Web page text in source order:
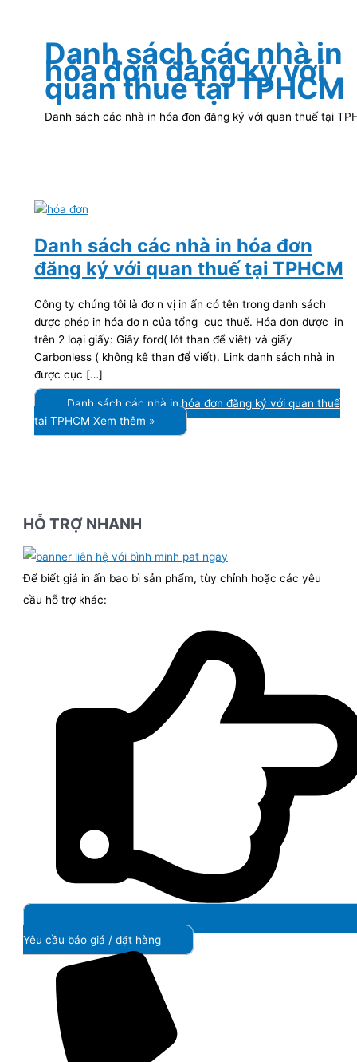
Danh sách các nhà in
hóa đơn đăng ký với
quan thuế tại TPHCM
Danh sách các nhà in hóa đơn đăng ký với quan thuế tại
Danh sách các nhà in hóa đơn
đăng ký với quan thuế tại TPHCM
Công ty chúng tôi là đơ n vị in ấn có tên trong danh sách
được phép in hóa đơ n của tổng cục thuế. Hóa đơn được in
trên 2 loại giấy: Giây ford( lót than để viêt) và giấy
Carbonless ( không kê than để viết). Link danh sách nhà in
được cục […]
Danh sách các nhà in hóa đơn đăng ký với quan thuế
tại TPHCM Xem thêm »
HỖ TRỢ NHANH
Để biết giá in ấn bao bì sản phẩm, tùy chỉnh hoặc các yêu
cầu hỗ trợ khác:
Yêu cầu báo giá / đặt hàng